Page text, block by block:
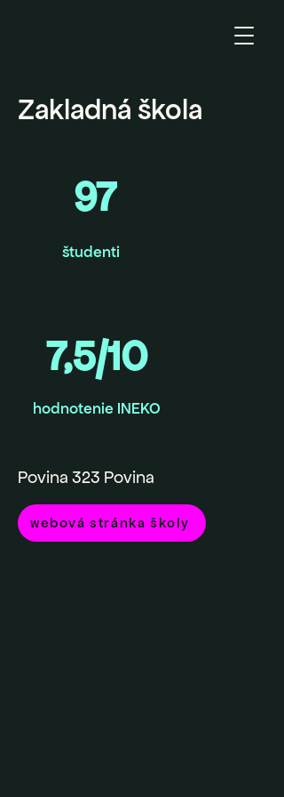
Zakladná škola
97
študenti
7,5/10
hodnotenie INEKO
Povina 323 Povina
webová stránka školy